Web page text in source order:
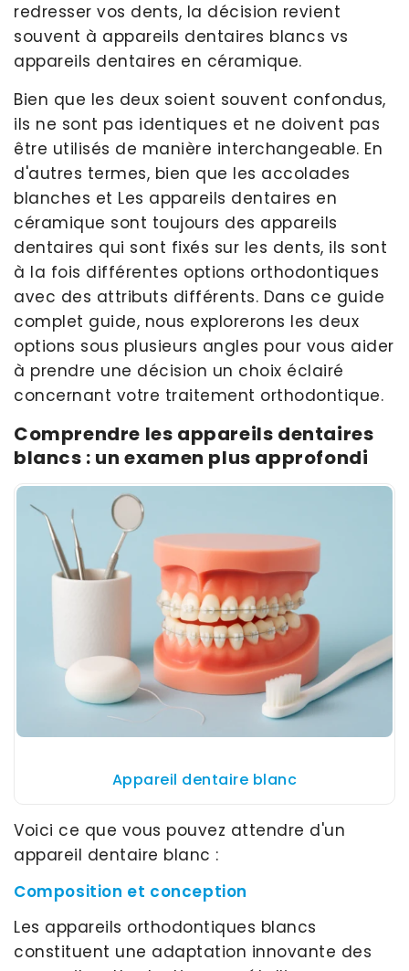
redresser vos dents, la décision revient
souvent à appareils dentaires blancs vs
appareils dentaires en céramique.
Bien que les deux soient souvent confondus,
ils ne sont pas identiques et ne doivent pas
être utilisés de manière interchangeable. En
d'autres termes, bien que les accolades
blanches et Les appareils dentaires en
céramique sont toujours des appareils
dentaires qui sont fixés sur les dents, ils sont
à la fois différentes options orthodontiques
avec des attributs différents. Dans ce guide
complet guide, nous explorerons les deux
options sous plusieurs angles pour vous aider
à prendre une décision un choix éclairé
concernant votre traitement orthodontique.
Comprendre les appareils dentaires
blancs : un examen plus approfondi
Appareil dentaire blanc
Voici ce que vous pouvez attendre d'un
appareil dentaire blanc :
Composition et conception
Les appareils orthodontiques blancs
constituent une adaptation innovante des